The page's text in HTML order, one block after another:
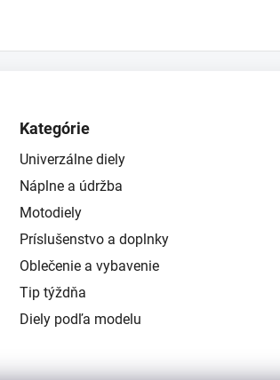
Kategórie
Univerzálne diely
Náplne a údržba
Motodiely
Príslušenstvo a doplnky
Oblečenie a vybavenie
Tip týždňa
Diely podľa modelu